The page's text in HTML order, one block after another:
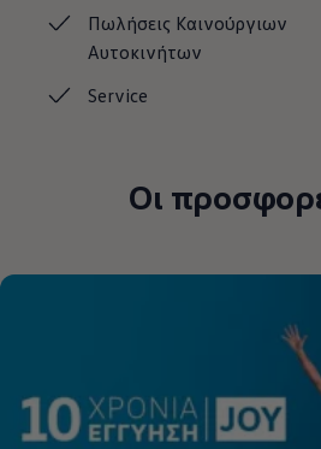
Πωλήσεις Καινούργιων
Αυτοκινήτων
Service
Οι